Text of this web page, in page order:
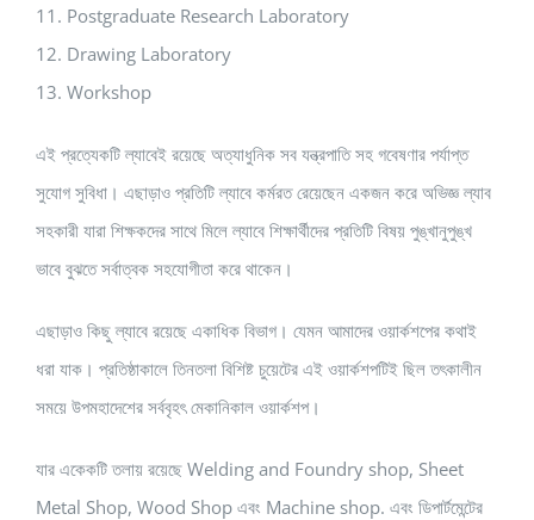
11. Postgraduate Research Laboratory
12. Drawing Laboratory
13. Workshop
এই প্রত্যেকটি ল্যাবেই রয়েছে অত্যাধুনিক সব যন্ত্রপাতি সহ গবেষণার পর্যাপ্ত
সুযোগ সুবিধা। এছাড়াও প্রতিটি ল্যাবে কর্মরত রেয়েছেন একজন করে অভিজ্ঞ ল্যাব
সহকারী যারা শিক্ষকদের সাথে মিলে ল্যাবে শিক্ষার্থীদের প্রতিটি বিষয় পুঙ্খানুপুঙ্খ
ভাবে বুঝতে সর্বাত্বক সহযোগীতা করে থাকেন।
এছাড়াও কিছু ল্যাবে রয়েছে একাধিক বিভাগ। যেমন আমাদের ওয়ার্কশপের কথাই
ধরা যাক। প্রতিষ্ঠাকালে তিনতলা বিশিষ্ট চুয়েটের এই ওয়ার্কশপটিই ছিল তৎকালীন
সময়ে উপমহাদেশের সর্ববৃহৎ মেকানিকাল ওয়ার্কশপ।
যার একেকটি তলায় রয়েছে Welding and Foundry shop, Sheet
Metal Shop, Wood Shop এবং Machine shop. এবং ডিপার্টমেন্টের